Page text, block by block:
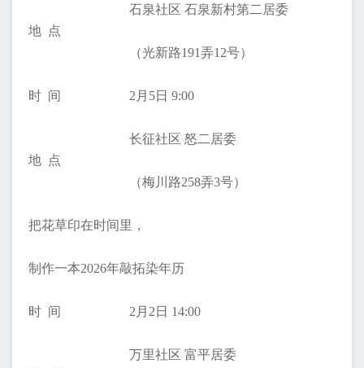
地 点
石泉社区 石泉新村第二居委
（光新路191弄12号）
时 间 2月5日 9:00
地 点
长征社区 怒二居委
（梅川路258弄3号）
把花草印在时间里，
制作一本2026年敲拓染年历
时 间 2月2日 14:00
万里社区 富平居委